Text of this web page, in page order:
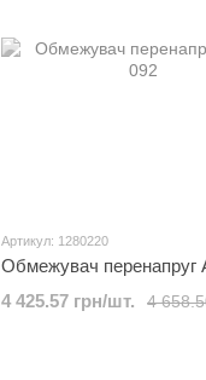
Артикул: 1280220
Обмежувач перенапруг
4
4 425.57 грн/шт.